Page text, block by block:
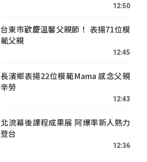
12:50
台東市歡慶溫馨父親節！ 表揚71位模
範父親
12:45
長濱鄉表揚22位模範Mama 感念父親
辛勞
12:43
北流幕後課程成果展 阿爆率新人熱力
登台
12:36